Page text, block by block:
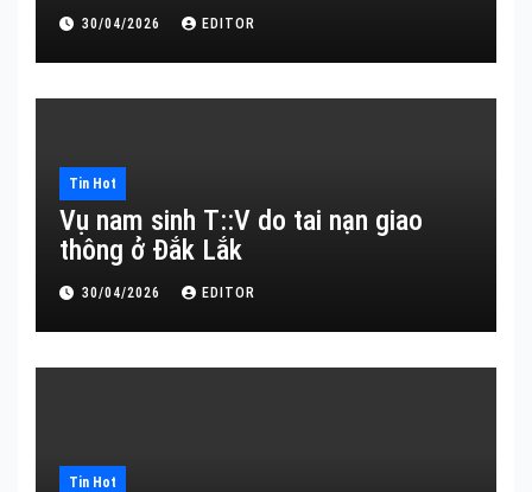
30/04/2026 EDITOR
Tin Hot
Vụ nam sinh T::V do tai nạn giao
thông ở Đắk Lắk
30/04/2026 EDITOR
Tin Hot